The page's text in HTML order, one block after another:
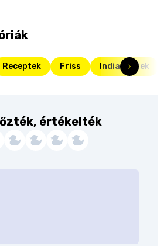
Receptek Friss Indiai ételek
értékelték